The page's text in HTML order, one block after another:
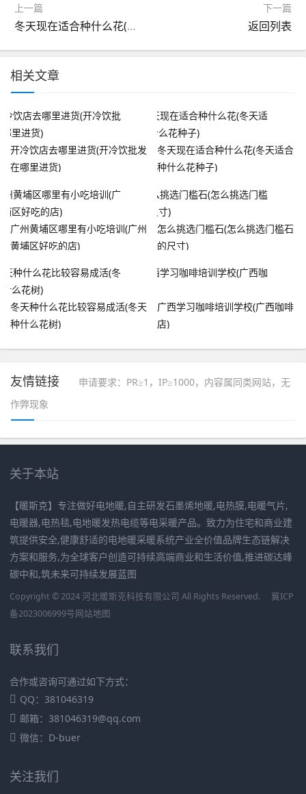
上一篇
冬天现在适合种什么花(冬天适合种什么花种子)
下一篇
返回列表
相关文章
开冷饮店去哪里进货(开冷饮批发
在哪里进货)
冬天现在适合种什么花(冬天适合
种什么花种子)
广州黄埔区哪里有小吃培训(广州
黄埔区好吃的店)
怎么挑选门槛石(怎么挑选门槛石
的尺寸)
冬天种什么花比较容易成活(冬天
种什么花树)
广西学习咖啡培训学校(广西咖啡
店)
友情链接
申请要求：PR≥1，IP≥1000，内容属同类网站，无
作弊现象
关于本站
【暖斯克】专注做好电地暖,自主研发石墨烯地暖,电热膜,电暖气片,
电暖器,电热毯,电地暖发热电缆等电采暖产品。致力为住宅和商业建
筑提供安全,健康舒适的电地暖采暖系统产业全价值品牌生态链解决
方案和服务,为全球客户创造可持续高端商业和生活价值,推进碳达峰
碳中和,筑未来可持续发展蓝图
Copyright © 2024 河北暖斯克科技有限公司 All Rights Reserved.
冀ICP
备2023006999号网站地图
联系我们
合作或咨询可通过如下方式：
QQ：381046319
邮箱：381046319@qq.com
微信：D-buer
关注我们